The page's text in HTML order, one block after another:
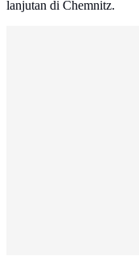
lanjutan di Chemnitz.